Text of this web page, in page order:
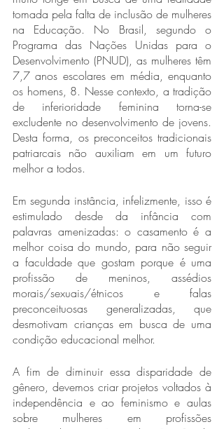
tomada pela falta de inclusão de mulheres
na Educação. No Brasil, segundo o
Programa das Nações Unidas para o
Desenvolvimento (PNUD), as mulheres têm
7,7 anos escolares em média, enquanto
os homens, 8. Nesse contexto, a tradição
de inferioridade feminina torna-se
excludente no desenvolvimento de jovens.
Desta forma, os preconceitos tradicionais
patriarcais não auxiliam em um futuro
melhor a todos.
Em segunda instância, infelizmente, isso é
estimulado desde da infância com
palavras amenizadas: o casamento é a
melhor coisa do mundo, para não seguir
a faculdade que gostam porque é uma
profissão de meninos, assédios
morais/sexuais/étnicos e falas
preconceituosas generalizadas, que
desmotivam crianças em busca de uma
condição educacional melhor.
A fim de diminuir essa disparidade de
gênero, devemos criar projetos voltados à
independência e ao feminismo e aulas
sobre mulheres em profissões